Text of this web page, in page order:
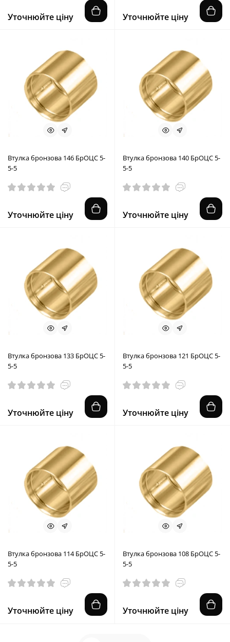
Уточнюйте ціну Уточнюйте ціну
Втулка бронзова 146 БрОЦС 5-
5-5
Уточнюйте ціну
Втулка бронзова 140 БрОЦС 5-
5-5
Уточнюйте ціну
Втулка бронзова 133 БрОЦС 5-
5-5
Уточнюйте ціну
Втулка бронзова 121 БрОЦС 5-
5-5
Уточнюйте ціну
Втулка бронзова 114 БрОЦС 5-
5-5
Уточнюйте ціну
Втулка бронзова 108 БрОЦС 5-
5-5
Уточнюйте ціну